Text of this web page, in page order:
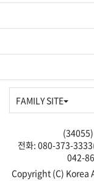
FAMILY SITE
(34055)
전화: 080-373-
042-
Copyright (C) Korea